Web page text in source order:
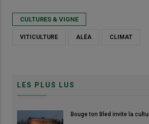
CULTURES & VIGNE
VITICULTURE ALÉA CLIMAT
LES PLUS LUS
Bouge ton Bled invite la